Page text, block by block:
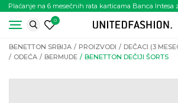
Plaćanje na 6 mesečnih rata karticama Banca Intesa
0
BENETTON SRBIJA PROIZVODI
DEČACI (3
ODEĆA
BERMUDE BENETTON DEČIJI ŠORTS